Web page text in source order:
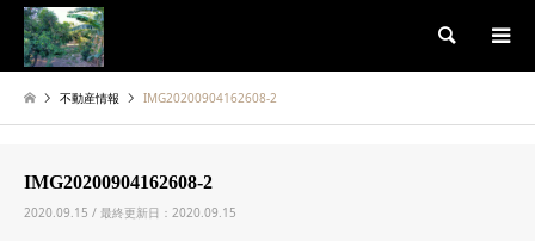
検索
不動産情報 IMG20200904162608-2
IMG20200904162608-2
2020.09.15 / 最終更新日：2020.09.15